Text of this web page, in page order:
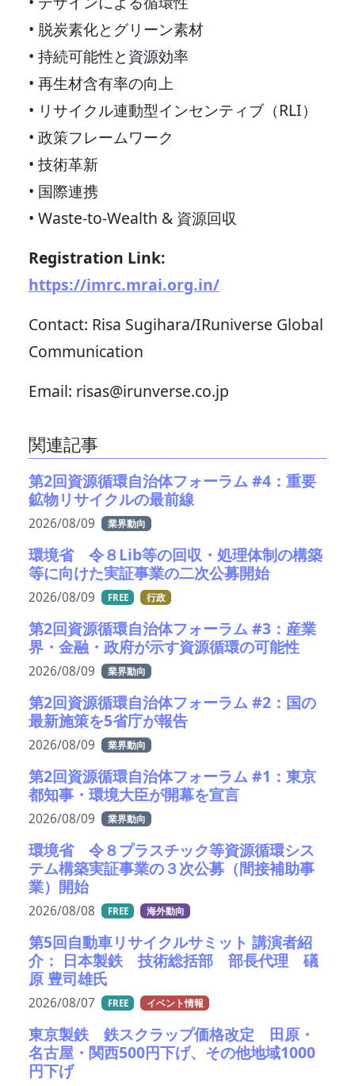
• 脱炭素化とグリーン素材
• 持続可能性と資源効率
• 再生材含有率の向上
• リサイクル連動型インセンティブ（RLI）
• 政策フレームワーク
• 技術革新
• 国際連携
• Waste-to-Wealth & 資源回収
Registration Link:
https://imrc.mrai.org.in/
Contact: Risa Sugihara/IRuniverse Global
Communication
Email: risas@irunverse.co.jp
関連記事
第2回資源循環自治体フォーラム #4：重要
鉱物リサイクルの最前線
2026/08/09 業界動向
環境省 令８Lib等の回収・処理体制の構築
等に向けた実証事業の二次公募開始
2026/08/09 FREE 行政
第2回資源循環自治体フォーラム #3：産業
界・金融・政府が示す資源循環の可能性
2026/08/09 業界動向
第2回資源循環自治体フォーラム #2：国の
最新施策を5省庁が報告
2026/08/09 業界動向
第2回資源循環自治体フォーラム #1：東京
都知事・環境大臣が開幕を宣言
2026/08/09 業界動向
環境省 令８プラスチック等資源循環シス
テム構築実証事業の３次公募（間接補助事
業）開始
2026/08/08 FREE 海外動向
第5回自動車リサイクルサミット 講演者紹
介： 日本製鉄 技術総括部 部長代理 礒
原 豊司雄氏
2026/08/07 FREE イベント情報
東京製鉄 鉄スクラップ価格改定 田原・
名古屋・関西500円下げ、その他地域1000
円下げ